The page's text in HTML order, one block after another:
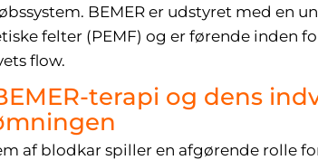
BEMER er udstyret med en
felter (PEMF) og er førende inden
flow.
terapi og dens
af blodkar spiller en afgørende rolle